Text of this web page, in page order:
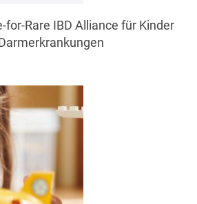
for-Rare IBD Alliance für Kinder